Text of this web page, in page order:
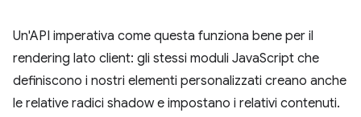
Un'API imperativa come questa funziona bene per il
rendering lato client: gli stessi moduli JavaScript che
definiscono i nostri elementi personalizzati creano anche
le relative radici shadow e impostano i relativi contenuti.